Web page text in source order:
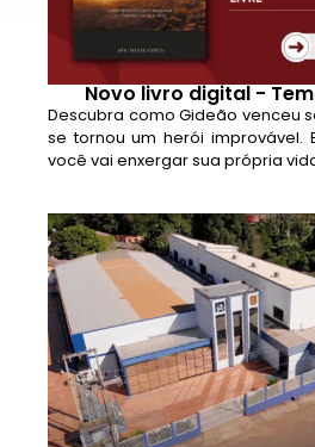
Novo livro digital -
Descubra como Gideão venceu
se tornou um herói improvável.
você vai enxergar sua própria